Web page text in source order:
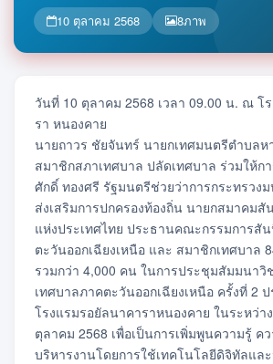
10 ตุลาคม 2568 8ภาพ
วันที่ 10 ตุลาคม 2568 เวลา 09.00 น. ณ โ
รา หนองคาย
นายถาวร ชัยจันทร์ นายกเทศมนตรีตำบลห
สมาชิกสภาเทศบาล ปลัดเทศบาล ร่วมให้ก
ศักดิ์ ทองศรี รัฐมนตรีช่วยว่าการกระทรวง
ส่งเสริมการปกครองท้องถิ่น นายกสมาคมสั
แห่งประเทศไทย ประธานคณะกรรมการสั
ตะวันออกเฉียงเหนือ และ สมาชิกเทศบาล
รวมกว่า 4,000 คน ในการประชุมสัมมนา
เทศบาลภาคตะวันออกเฉียงเหนือ ครั้งที่ 2
โรงแรมรอยัลนาคาราหนองคาย ในระหว่า
ตุลาคม 2568 เพื่อเป็นการเพิ่มพูนความรู้ ค
บริหารงานโดยการใช้เทคโนโลยีดิจิทัลแล